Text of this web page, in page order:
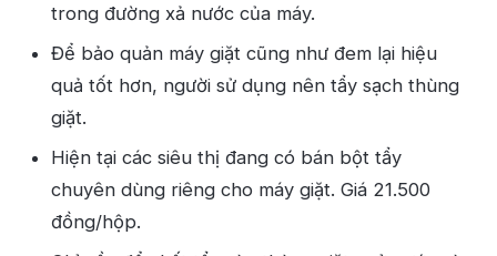
trong đường xả nước của máy.
Để bảo quản máy giặt cũng như đem lại hiệu
quả tốt hơn, người sử dụng nên tẩy sạch thùng
giặt.
Hiện tại các siêu thị đang có bán bột tẩy
chuyên dùng riêng cho máy giặt. Giá 21.500
đồng/hộp.